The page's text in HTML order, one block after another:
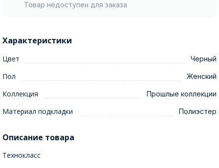
Товар недоступен для заказа
Характеристики
Цвет Черный
Пол Женский
Коллекция Прошлые коллекции
Материал подкладки Полиэстер
Описание товара
Технокласс